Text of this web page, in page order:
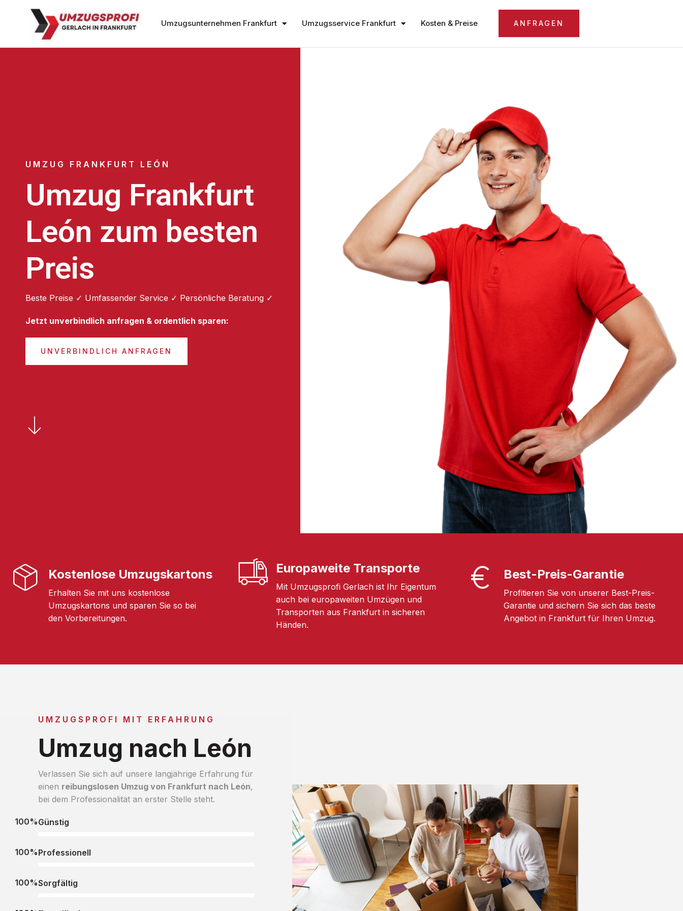
Umzugsunternehmen Frankfurt Umzugsservice Frankfurt Kosten & Preise ANFRAGEN
UMZUG FRANKFURT LEÓN
Umzug Frankfurt
León zum besten
Preis
Beste Preise ✓ Umfassender Service ✓ Persönliche Beratung ✓
Jetzt unverbindlich anfragen & ordentlich sparen:
UNVERBINDLICH ANFRAGEN
Kostenlose Umzugskartons
Erhalten Sie mit uns kostenlose
Umzugskartons und sparen Sie so bei
den Vorbereitungen.
Europaweite Transporte
Mit Umzugsprofi Gerlach ist Ihr Eigentum
auch bei europaweiten Umzügen und
Transporten aus Frankfurt in sicheren
Händen.
Best-Preis-Garantie
Profitieren Sie von unserer Best-Preis-
Garantie und sichern Sie sich das beste
Angebot in Frankfurt für Ihren Umzug.
UMZUGSPROFI MIT ERFAHRUNG
Umzug nach León
Verlassen Sie sich auf unsere langjährige Erfahrung für
einen reibungslosen Umzug von Frankfurt nach León,
bei dem Professionalität an erster Stelle steht.
Günstig
100%
Professionell
100%
Sorgfältig
100%